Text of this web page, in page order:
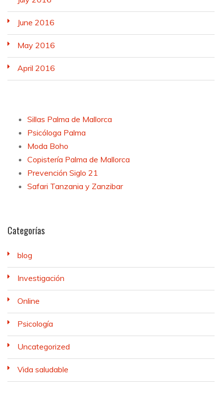
June 2016
May 2016
April 2016
Sillas Palma de Mallorca
Psicóloga Palma
Moda Boho
Copistería Palma de Mallorca
Prevención Siglo 21
Safari Tanzania y Zanzibar
Categorías
blog
Investigación
Online
Psicología
Uncategorized
Vida saludable